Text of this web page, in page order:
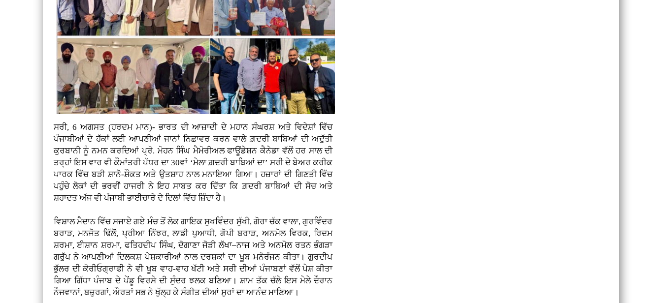
ਸਰੀ, 6 ਅਗਸਤ (ਹਰਦਮ ਮਾਨ)- ਭਾਰਤ ਦੀ ਆਜ਼ਾਦੀ ਦੇ ਮਹਾਨ ਸੰਘਰਸ਼ ਅਤੇ ਵਿਦੇਸ਼ਾਂ ਵਿੱਚ
ਪੰਜਾਬੀਆਂ ਦੇ ਹੱਕਾਂ ਲਈ ਆਪਣੀਆਂ ਜਾਨਾਂ ਨਿਛਾਵਰ ਕਰਨ ਵਾਲੇ ਗ਼ਦਰੀ ਬਾਬਿਆਂ ਦੀ ਅਦੁੱਤੀ
ਕੁਰਬਾਨੀ ਨੂੰ ਨਮਨ ਕਰਦਿਆਂ ਪ੍ਰੋ. ਮੋਹਨ ਸਿੰਘ ਮੈਮੋਰੀਅਲ ਫਾਊਂਡੇਸ਼ਨ ਕੈਨੇਡਾ ਵੱਲੋਂ ਹਰ ਸਾਲ ਦੀ
ਤਰ੍ਹਾਂ ਇਸ ਵਾਰ ਵੀ ਕੌਮਾਂਤਰੀ ਪੱਧਰ ਦਾ 30ਵਾਂ ‘ਮੇਲਾ ਗ਼ਦਰੀ ਬਾਬਿਆਂ ਦਾ’ ਸਰੀ ਦੇ ਬੇਅਰ ਕਰੀਕ
ਪਾਰਕ ਵਿੱਚ ਬੜੀ ਸ਼ਾਨੋ-ਸ਼ੌਕਤ ਅਤੇ ਉਤਸ਼ਾਹ ਨਾਲ ਮਨਾਇਆ ਗਿਆ। ਹਜ਼ਾਰਾਂ ਦੀ ਗਿਣਤੀ ਵਿੱਚ
ਪਹੁੰਚੇ ਲੋਕਾਂ ਦੀ ਭਰਵੀਂ ਹਾਜਰੀ ਨੇ ਇਹ ਸਾਬਤ ਕਰ ਦਿੱਤਾ ਕਿ ਗ਼ਦਰੀ ਬਾਬਿਆਂ ਦੀ ਸੋਚ ਅਤੇ
ਸ਼ਹਾਦਤ ਅੱਜ ਵੀ ਪੰਜਾਬੀ ਭਾਈਚਾਰੇ ਦੇ ਦਿਲਾਂ ਵਿੱਚ ਜ਼ਿੰਦਾ ਹੈ।
ਵਿਸ਼ਾਲ ਮੈਦਾਨ ਵਿੱਚ ਸਜਾਏ ਗਏ ਮੰਚ ਤੋਂ ਲੋਕ ਗਾਇਕ ਸੁਖਵਿੰਦਰ ਸੁੱਖੀ, ਗੋਰਾ ਚੱਕ ਵਾਲਾ, ਗੁਰਵਿੰਦਰ
ਬਰਾੜ, ਮਨਜੋਤ ਢਿੱਲੋਂ, ਪ੍ਰੀਆ ਨਿੱਝਰ, ਲਾਡੀ ਪੁਆਧੀ, ਗੋਪੀ ਬਰਾੜ, ਅਨਮੋਲ ਵਿਰਕ, ਰਿਦਮ
ਸ਼ਰਮਾ, ਈਸ਼ਾਨ ਸ਼ਰਮਾ, ਫਤਿਹਦੀਪ ਸਿੰਘ, ਦੋਗਾਣਾ ਜੋੜੀ ਲੱਖਾ–ਨਾਜ ਅਤੇ ਅਨਮੋਲ ਰਤਨ ਭੰਗੜਾ
ਗਰੁੱਪ ਨੇ ਆਪਣੀਆਂ ਦਿਲਕਸ਼ ਪੇਸ਼ਕਾਰੀਆਂ ਨਾਲ ਦਰਸ਼ਕਾਂ ਦਾ ਖੂਬ ਮਨੋਰੰਜਨ ਕੀਤਾ। ਗੁਰਦੀਪ
ਭੁੱਲਰ ਦੀ ਕੋਰੀਓਗ੍ਰਾਫੀ ਨੇ ਵੀ ਖੂਬ ਵਾਹ-ਵਾਹ ਖੱਟੀ ਅਤੇ ਸਰੀ ਦੀਆਂ ਪੰਜਾਬਣਾਂ ਵੱਲੋਂ ਪੇਸ਼ ਕੀਤਾ
ਗਿਆ ਗਿੱਧਾ ਪੰਜਾਬ ਦੇ ਪੇਂਡੂ ਵਿਰਸੇ ਦੀ ਸੁੰਦਰ ਝਲਕ ਬਣਿਆ। ਸ਼ਾਮ ਤੱਕ ਚੱਲੇ ਇਸ ਮੇਲੇ ਦੌਰਾਨ
ਨੌਜਵਾਨਾਂ, ਬਜ਼ੁਰਗਾਂ, ਔਰਤਾਂ ਸਭ ਨੇ ਖੁੱਲ੍ਹ ਕੇ ਸੰਗੀਤ ਦੀਆਂ ਸੁਰਾਂ ਦਾ ਆਨੰਦ ਮਾਣਿਆ।